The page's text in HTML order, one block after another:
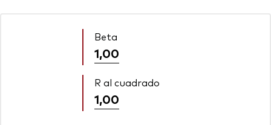
Beta
1,00
R al cuadrado
1,00